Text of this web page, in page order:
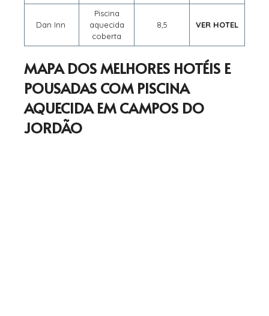
Dan Inn
Piscina
aquecida
coberta
8,5 VER HOTEL
MAPA DOS MELHORES HOTÉIS E
POUSADAS COM PISCINA
AQUECIDA EM CAMPOS DO
JORDÃO